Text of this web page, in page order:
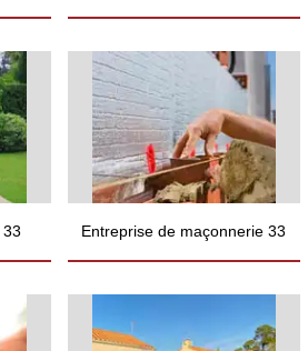
Entreprise de maçonnerie 33